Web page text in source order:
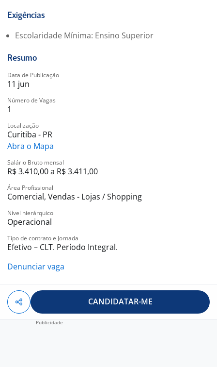
Ambiente de trabalho colaborativo
A posição oferece a chance de liderar uma equipe
dedicada e contribuir para a eficiência operacional da
Assaí Atacadista.
Exigências
Escolaridade Mínima: Ensino Superior
Resumo
Data de Publicação
11 jun
Número de Vagas
1
Localização
Curitiba - PR
Abra o Mapa
Salário Bruto mensal
R$ 3.410,00 a R$ 3.411,00
Área Profissional
Comercial, Vendas - Lojas / Shopping
Nível hierárquico
Operacional
Tipo de contrato e Jornada
Efetivo – CLT. Período Integral.
Denunciar vaga
CANDIDATAR-ME